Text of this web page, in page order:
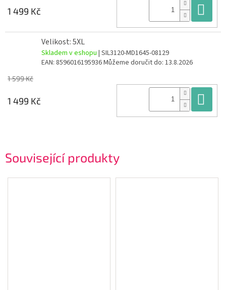
Související produkty
1 499 Kč
Velikost: 5XL
Skladem v eshopu | SIL3120-MD1645-08129
EAN: 8596016195936Můžeme doručit do: 13.8.2026
1 599 Kč
1 499 Kč